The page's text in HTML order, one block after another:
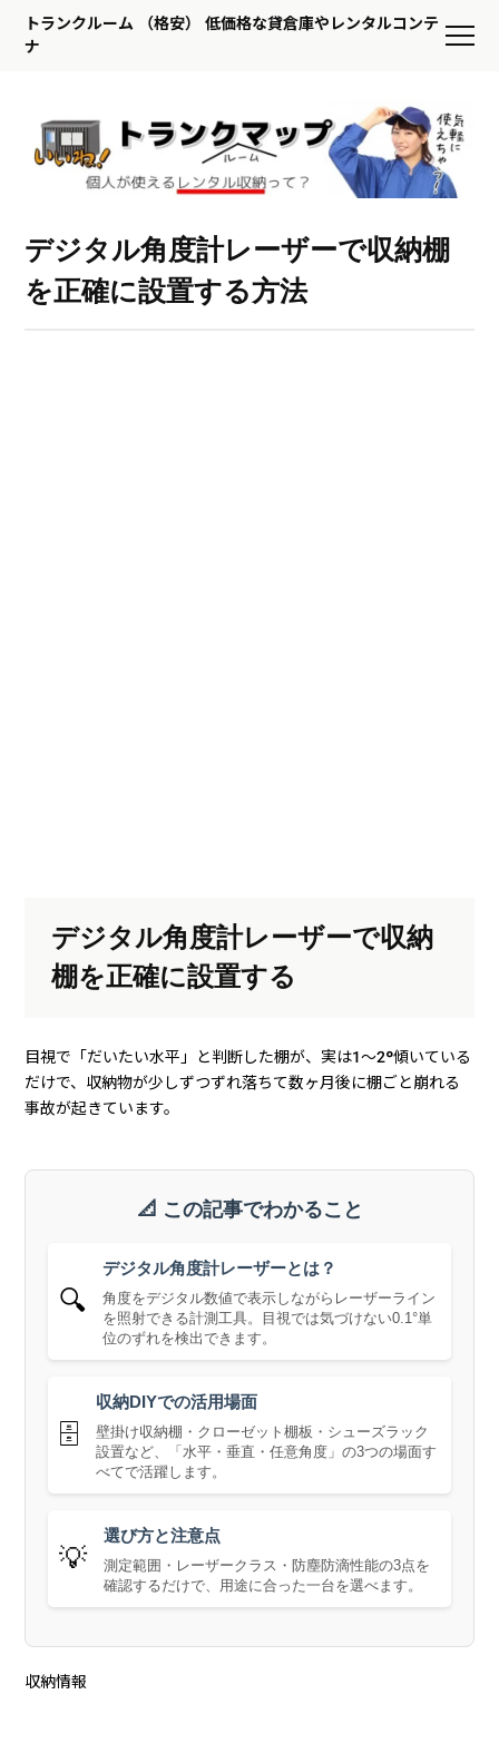
トランクルーム （格安） 低価格な貸倉庫やレンタルコンテ
ナ
デジタル角度計レーザーで収納棚
を正確に設置する方法
デジタル角度計レーザーで収納
棚を正確に設置する
目視で「だいたい水平」と判断した棚が、実は1〜2°傾いている
だけで、収納物が少しずつずれ落ちて数ヶ月後に棚ごと崩れる
事故が起きています。
📐 この記事でわかること
🔍
デジタル角度計レーザーとは？
角度をデジタル数値で表示しながらレーザーライン
を照射できる計測工具。目視では気づけない0.1°単
位のずれを検出できます。
🗄️
収納DIYでの活用場面
壁掛け収納棚・クローゼット棚板・シューズラック
設置など、「水平・垂直・任意角度」の3つの場面す
べてで活躍します。
💡
選び方と注意点
測定範囲・レーザークラス・防塵防滴性能の3点を
確認するだけで、用途に合った一台を選べます。
収納情報